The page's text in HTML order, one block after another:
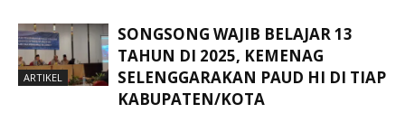
ARTIKEL
SONGSONG WAJIB BELAJAR 13
TAHUN DI 2025, KEMENAG
SELENGGARAKAN PAUD HI DI TIAP
KABUPATEN/KOTA